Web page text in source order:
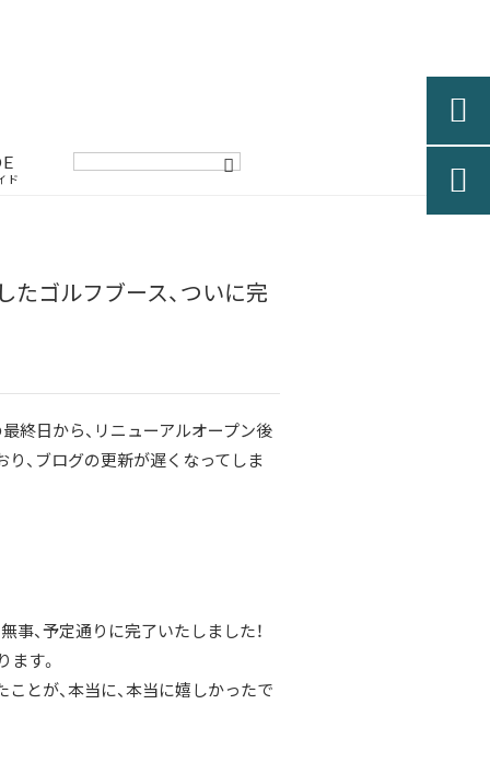
ド
たゴルフブース、ついに完
終日から、リニューアルオープン後
、ブログの更新が遅くなってしま
事、予定通りに完了いたしました！
ます。
とが、本当に、本当に嬉しかったで

